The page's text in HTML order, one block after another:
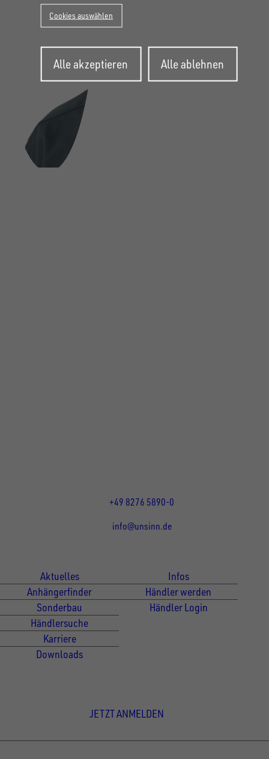
+49 8276 5890-0
info@unsinn.de
Aktuelles
Anhängerfinder
Sonderbau
Händlersuche
Karriere
Downloads
Infos
Händler werden
Händler Login
JETZT ANMELDEN
Cookies auswählen
Alle akzeptieren
zurückziehen
Alle ablehnen